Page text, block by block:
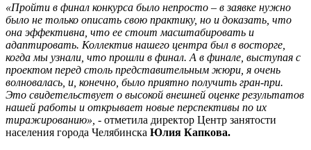
«Пройти в финал конкурса было непросто – в заявке нужно
было не только описать свою практику, но и доказать, что
она эффективна, что ее стоит масштабировать и
адаптировать. Коллектив нашего центра был в восторге,
когда мы узнали, что прошли в финал. А в финале, выступая с
проектом перед столь представительным жюри, я очень
волновалась, и, конечно, было приятно получить гран-при.
Это свидетельствует о высокой внешней оценке результатов
нашей работы и открывает новые перспективы по их
тиражированию», - отметила директор Центр занятости
населения города Челябинска Юлия Капкова.